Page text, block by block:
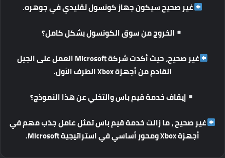
غيرصحيحسيكونجهازكونسولتقليديفيجوهره.
الخروجمنسوقالكونسولبشكلكامل؟
غيرصحيح،حيثأكدتشركةMicrosoft العملعلىالجيل
القادممنأجهزةXbox الطرف الأول.
إيقافخدمةقيمباسوالتخليعنهذاالنموذج؟
غيرصحيح،مازالتخدمةقيمباستمثلعاملجذبمهمفي
أجهزة
ومحورأساسيفياستراتيجية